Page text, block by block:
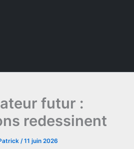
futur :
redessinent
/11 juin 2026